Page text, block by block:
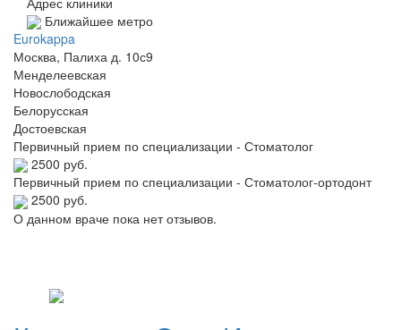
Ближайшее метро
Eurokappa
Москва, Палиха д. 10с9
Менделеевская
Новослободская
Белорусская
Достоевская
Первичный прием по специализации - Стоматолог
2500 руб.
Первичный прием по специализации - Стоматолог-ортодонт
2500 руб.
О данном враче пока нет отзывов.